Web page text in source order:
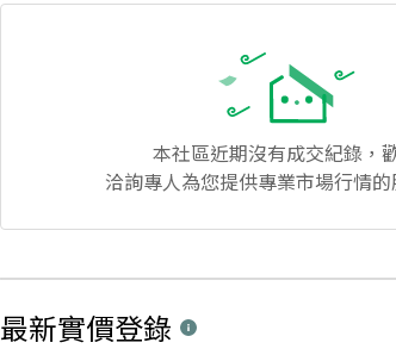
本社區近期沒有成交紀錄，
洽詢專人為您提供專業市場行情的
最新實價登錄